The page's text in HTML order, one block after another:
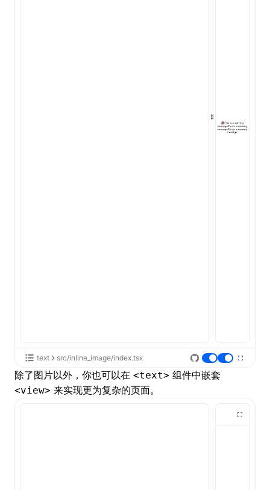
text src/inline_image/index.tsx
除了图片以外，你也可以在 <text> 组件中嵌套
<view> 来实现更为复杂的页面。